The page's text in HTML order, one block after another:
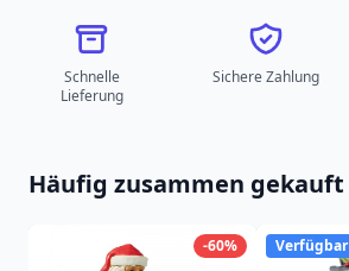
Schnelle
Lieferung
Sichere Zahlung
Häufig zusammen gekauft
-60% Verfügbar